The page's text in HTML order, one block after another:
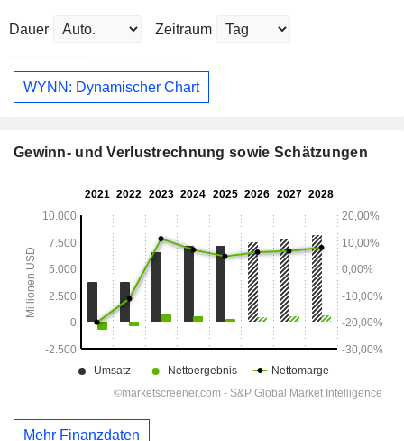
Dauer Zeitraum
WYNN: Dynamischer Chart
Gewinn- und Verlustrechnung sowie Schätzungen
Mehr Finanzdaten